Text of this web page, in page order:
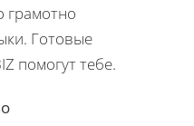
грамотно
Готовые
помогут тебе.